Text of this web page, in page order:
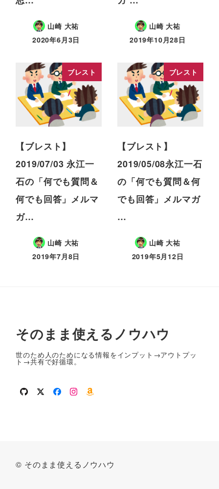
山崎 大祐
2020年6月3日
山崎 大祐
2019年10月28日
ブレスト
【ブレスト】
2019/07/03 永江一
石の「何でも質問＆
何でも回答」メルマ
ガ…
山崎 大祐
2019年7月8日
ブレスト
【ブレスト】
2019/05/08永江一石
の「何でも質問＆何
でも回答」メルマガ
…
山崎 大祐
2019年5月12日
そのまま使えるノウハウ
世のため人のためになる情報をインプット→アウトプッ
ト→共有で好循環。
githubtwitterfacebookinstagram
amazon
© そのまま使えるノウハウ